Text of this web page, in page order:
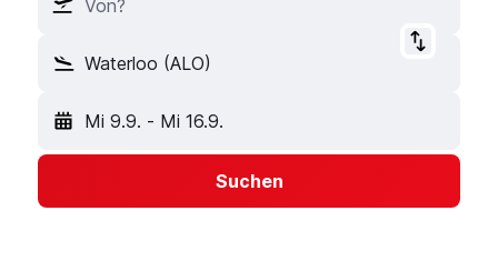
Von?
Waterloo (ALO)
Mi 9.9. - Mi 16.9.
Suchen